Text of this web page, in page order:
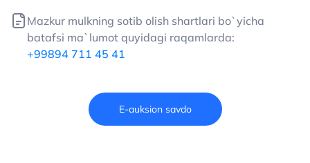
Mazkur mulkning sotib olish shartlari bo`yicha
batafsi ma`lumot quyidagi raqamlarda:
+99894 711 45 41
E-auksion savdo